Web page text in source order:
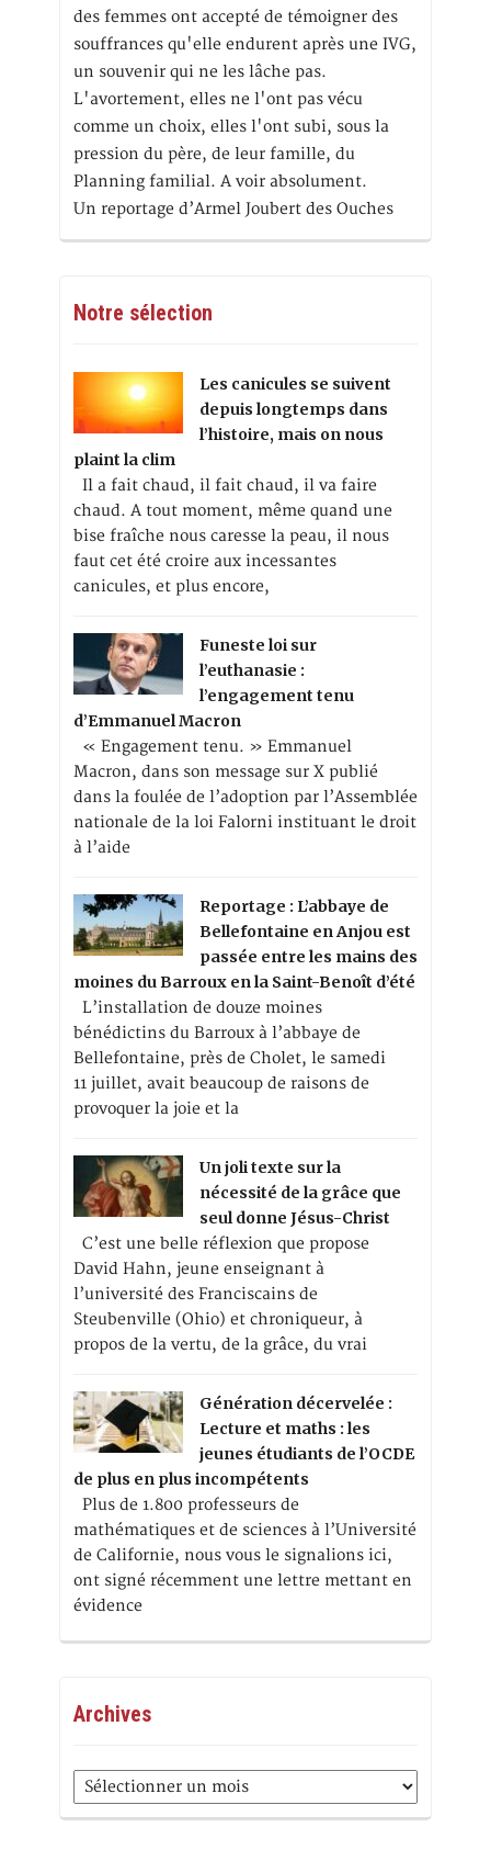
des femmes ont accepté de témoigner des
souffrances qu'elle endurent après une IVG,
un souvenir qui ne les lâche pas.
L'avortement, elles ne l'ont pas vécu
comme un choix, elles l'ont subi, sous la
pression du père, de leur famille, du
Planning familial. A voir absolument.
Un reportage d’Armel Joubert des Ouches
Notre sélection
Les canicules se suivent
depuis longtemps dans
l’histoire, mais on nous
plaint la clim
Il a fait chaud, il fait chaud, il va faire
chaud. A tout moment, même quand une
bise fraîche nous caresse la peau, il nous
faut cet été croire aux incessantes
canicules, et plus encore,
Funeste loi sur
l’euthanasie :
l’engagement tenu
d’Emmanuel Macron
« Engagement tenu. » Emmanuel
Macron, dans son message sur X publié
dans la foulée de l’adoption par l’Assemblée
nationale de la loi Falorni instituant le droit
à l’aide
Reportage : L’abbaye de
Bellefontaine en Anjou est
passée entre les mains des
moines du Barroux en la Saint-Benoît d’été
L’installation de douze moines
bénédictins du Barroux à l’abbaye de
Bellefontaine, près de Cholet, le samedi
11 juillet, avait beaucoup de raisons de
provoquer la joie et la
Un joli texte sur la
nécessité de la grâce que
seul donne Jésus-Christ
C’est une belle réflexion que propose
David Hahn, jeune enseignant à
l’université des Franciscains de
Steubenville (Ohio) et chroniqueur, à
propos de la vertu, de la grâce, du vrai
Génération décervelée :
Lecture et maths : les
jeunes étudiants de l’OCDE
de plus en plus incompétents
Plus de 1.800 professeurs de
mathématiques et de sciences à l’Université
de Californie, nous vous le signalions ici,
ont signé récemment une lettre mettant en
évidence
Archives
Archives